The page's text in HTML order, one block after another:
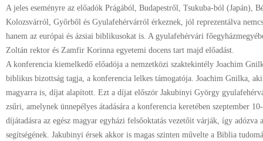
A jeles eseményre az előadók Prágából, Budapestről, Tsukuba-ból (Japán),
Kolozsvárról, Győrből és Gyulafehérvárról érkeznek, jól reprezentálva
hanem az európai és ázsiai biblikusokat is. A gyulafehérvári
Zoltán rektor és Zamfir Korinna egyetemi docens tart majd előadást.
A konferencia kiemelkedő előadója a nemzetközi szaktekintély Joachim
biblikus bizottság tagja, a konferencia lelkes támogatója. Joachim Gnilka,
magyarra is, díjat alapított. Ezt a díjat először Jakubinyi György
zsűri, amelynek ünnepélyes átadására a konferencia keretében szeptember
díjátadásra az egész magyar egyházi felsőoktatás vezetőit várják, így adózva
segítségének. Jakubinyi érsek akkor is magas szinten művelte a Biblia